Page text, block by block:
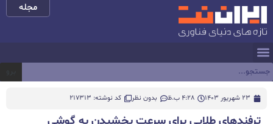
مجله
23 شهریور 1403 4:28 ب.ظ بدون نظر کد نوشته: 217313
ترفندهای طلایی برای سرعت بخشیدن به گوشی